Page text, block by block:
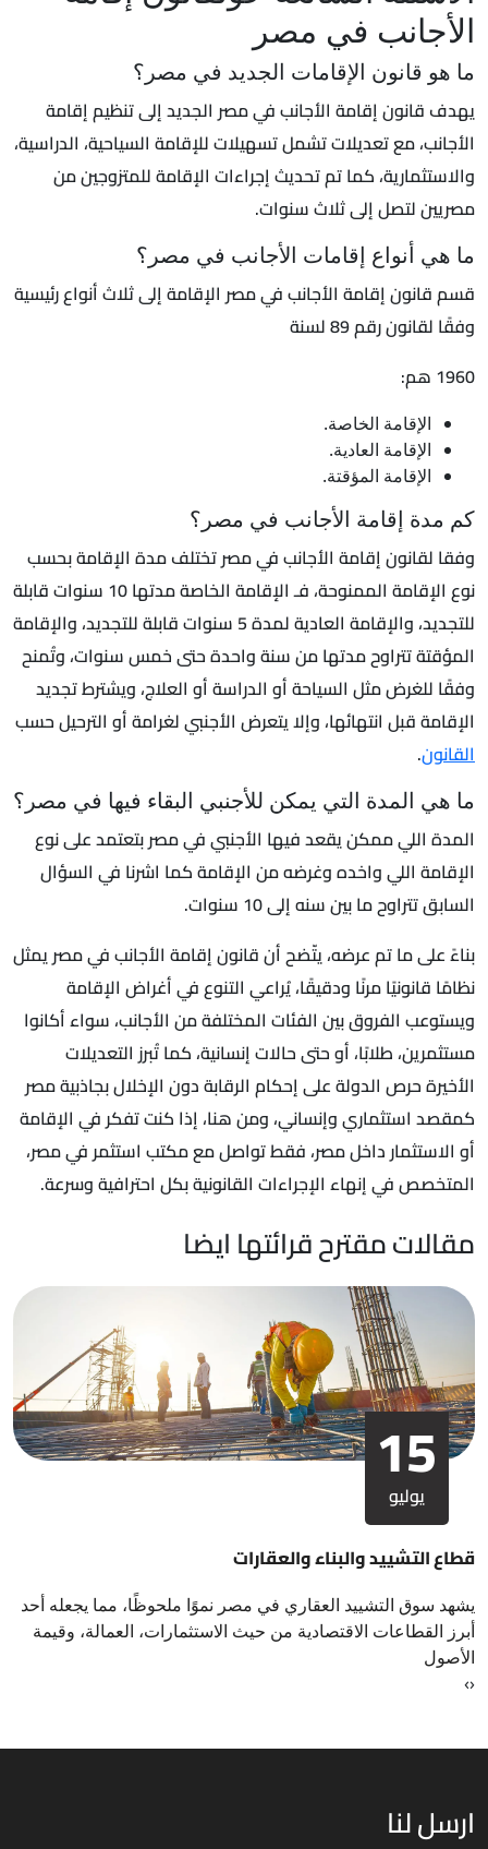
الأجانب في مصر
ما هو قانون الإقامات الجديد في مصر؟
يهدف قانون إقامة الأجانب في مصر الجديد إلى تنظيم إقامة
الأجانب، مع تعديلات تشمل تسهيلات للإقامة السياحية، الدراسية،
والاستثمارية، كما تم تحديث إجراءات الإقامة للمتزوجين من
مصريين لتصل إلى ثلاث سنوات.
ما هي أنواع إقامات الأجانب في مصر؟
قسم قانون إقامة الأجانب في مصر الإقامة إلى ثلاث أنواع رئيسية
وفقًا لقانون رقم 89 لسنة
1960 هم:
الإقامة الخاصة.
الإقامة العادية.
الإقامة المؤقتة.
كم مدة إقامة الأجانب في مصر؟
وفقا لقانون إقامة الأجانب في مصر تختلف مدة الإقامة بحسب
نوع الإقامة الممنوحة، فـ الإقامة الخاصة مدتها 10 سنوات قابلة
للتجديد، والإقامة العادية لمدة 5 سنوات قابلة للتجديد، والإقامة
المؤقتة تتراوح مدتها من سنة واحدة حتى خمس سنوات، وتُمنح
وفقًا للغرض مثل السياحة أو الدراسة أو العلاج، ويشترط تجديد
الإقامة قبل انتهائها، وإلا يتعرض الأجنبي لغرامة أو الترحيل حسب
القانون.
ما هي المدة التي يمكن للأجنبي البقاء فيها في مصر؟
المدة اللي ممكن يقعد فيها الأجنبي في مصر بتعتمد على نوع
الإقامة اللي واخده وغرضه من الإقامة كما اشرنا في السؤال
السابق تتراوح ما بين سنه إلى 10 سنوات.
بناءً على ما تم عرضه، يتّضح أن قانون إقامة الأجانب في مصر يمثل
نظامًا قانونيًا مرنًا ودقيقًا، يُراعي التنوع في أغراض الإقامة
ويستوعب الفروق بين الفئات المختلفة من الأجانب، سواء أكانوا
مستثمرين، طلابًا، أو حتى حالات إنسانية، كما تُبرز التعديلات
الأخيرة حرص الدولة على إحكام الرقابة دون الإخلال بجاذبية مصر
كمقصد استثماري وإنساني، ومن هنا، إذا كنت تفكر في الإقامة
أو الاستثمار داخل مصر، فقط تواصل مع مكتب استثمر في مصر،
المتخصص في إنهاء الإجراءات القانونية بكل احترافية وسرعة.
مقالات مقترح قرائتها ايضا
15
يوليو
قطاع التشييد والبناء والعقارات
يشهد سوق التشييد العقاري في مصر نموًا ملحوظًا، مما يجعله أحد
أبرز القطاعات الاقتصادية من حيث الاستثمارات، العمالة، وقيمة
الأصول
‹
›
ارسل لنا